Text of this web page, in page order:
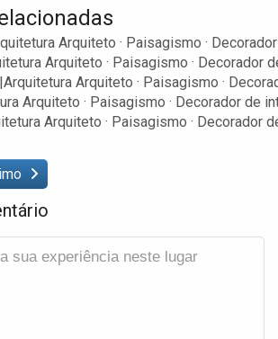
Arquiteto · Paisagismo ·
Arquiteto · Paisagismo · Decorador
Arquiteto · Paisagismo ·
Arquiteto · Paisagismo · Decorador de
Arquiteto · Paisagismo · Decorador